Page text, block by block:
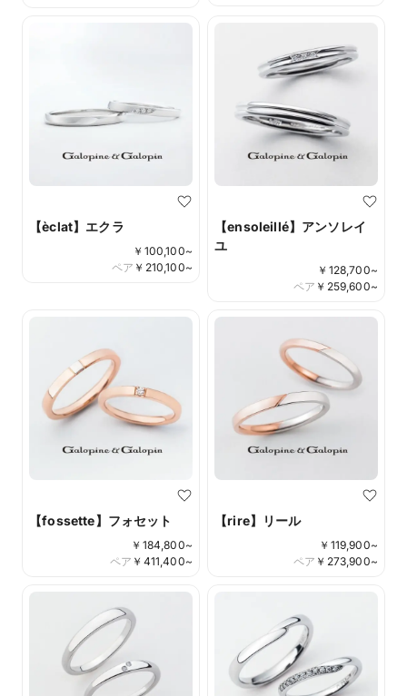
【èclat】エクラ
￥ 100,100~
￥ 210,100~
ペア
【ensoleillé】アンソレイ
ユ
￥ 128,700~
￥ 259,600~
ペア
【fossette】フォセット
￥ 184,800~
￥ 411,400~
ペア
【rire】リール
￥ 119,900~
￥ 273,900~
ペア